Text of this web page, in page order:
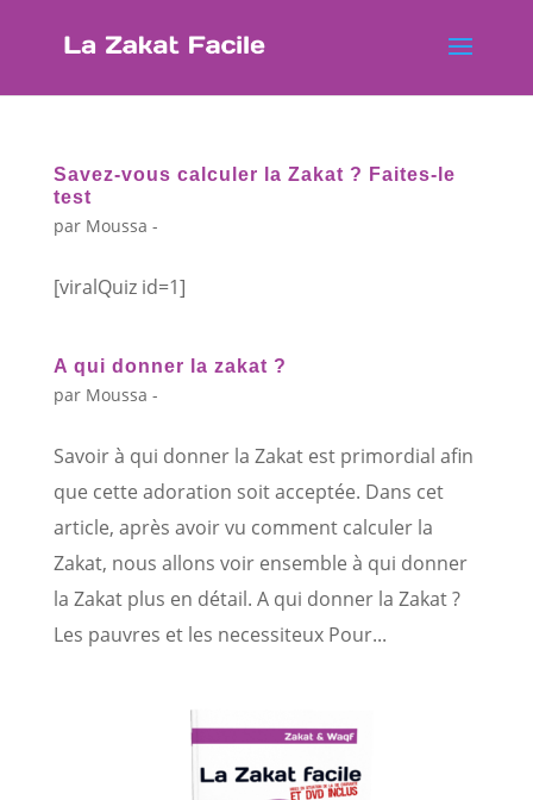
Savez-vous calculer la Zakat ? Faites-le
test
par Moussa -
[viralQuiz id=1]
A qui donner la zakat ?
par Moussa -
Savoir à qui donner la Zakat est primordial afin
que cette adoration soit acceptée. Dans cet
article, après avoir vu comment calculer la
Zakat, nous allons voir ensemble à qui donner
la Zakat plus en détail. A qui donner la Zakat ?
Les pauvres et les necessiteux Pour...